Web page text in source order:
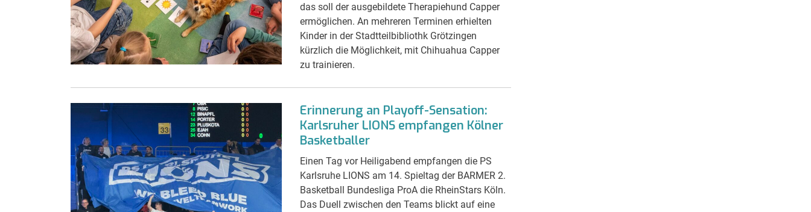
das soll der ausgebildete Therapiehund Capper
ermöglichen. An mehreren Terminen erhielten
Kinder in der Stadtteilbibliothk Grötzingen
kürzlich die Möglichkeit, mit Chihuahua Capper
zu trainieren.
Erinnerung an Playoff-Sensation:
Karlsruher LIONS empfangen Kölner
Basketballer
Einen Tag vor Heiligabend empfangen die PS
Karlsruhe LIONS am 14. Spieltag der BARMER 2.
Basketball Bundesliga ProA die RheinStars Köln.
Das Duell zwischen den Teams blickt auf eine